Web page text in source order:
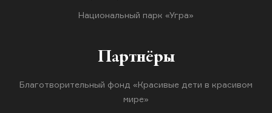
Национальный парк «Угра»
Партнёры
Благотворительный фонд «Красивые дети в красивом
мире»